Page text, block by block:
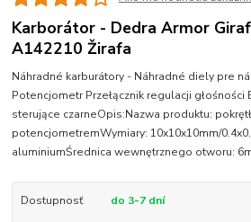
Karborátor - Dedra Armor
A142210 Žirafa
Náhradné karburátory - Náhradné diely pre
Potencjometr Przełącznik regulacji głośności
sterujące czarneOpis:Nazwa produktu:
potencjometremWymiary: 10x10x10mm/
aluminiumŚrednica wewnętrznego otworu:
Dostupnosť do 3-7 dní